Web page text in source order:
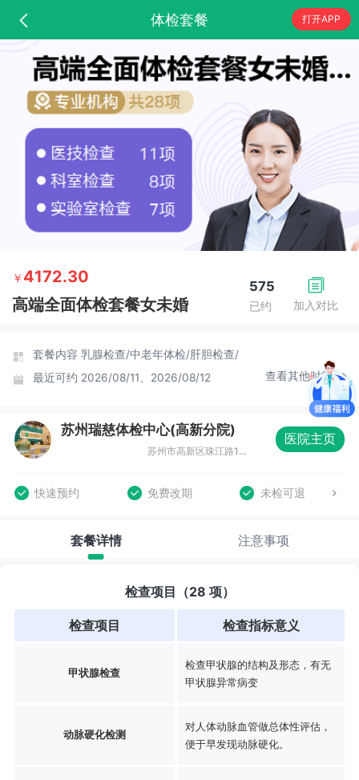
体检套餐 打开APP
加入对比
575
已约
￥ 4172.30
高端全面体检套餐女未婚
套餐内容 乳腺检查/中老年体检/肝胆检查/
最近可约 2026/08/11、2026/08/12 查看其他时间
苏州瑞慈体检中心(高新分院)
苏州市高新区珠江路117号创新中心大厦B座4-5F
医院主页
快速预约 免费改期 未检可退
套餐详情 注意事项
检查项目（28 项）
检查项目 检查指标意义
甲状腺检查
检查甲状腺的结构及形态，有无
甲状腺异常病变
动脉硬化检测
对人体动脉血管做总体性评估，
便于早发现动脉硬化。